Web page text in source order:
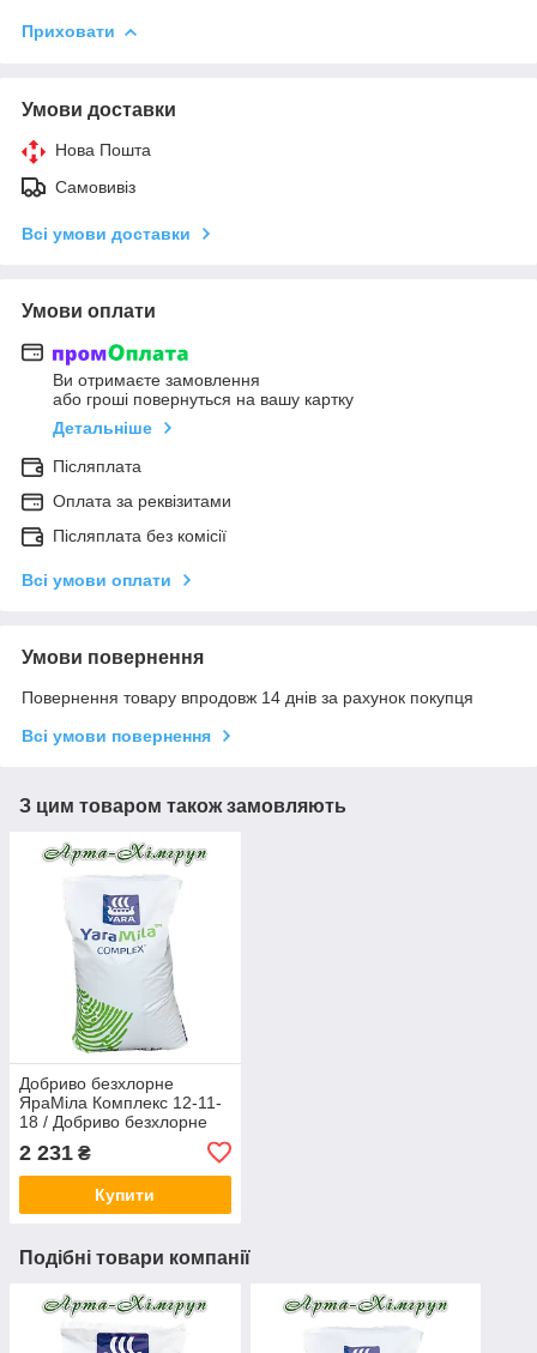
Приховати
Умови доставки
Нова Пошта
Самовивіз
Всі умови доставки
Умови оплати
Ви отримаєте замовлення
або гроші повернуться на вашу картку
Детальніше
Післяплата
Оплата за реквізитами
Післяплата без комісії
Всі умови оплати
Умови повернення
Повернення товару впродовж 14 днів за рахунок покупця
Всі умови повернення
З цим товаром також замовляють
Добриво безхлорне
ЯраМіла Комплекс 12-11-
18 / Добриво безхлорне
YaraMila COMPLEX 12-11-
18(25 кг)
2 231 ₴
Купити
Подібні товари компанії